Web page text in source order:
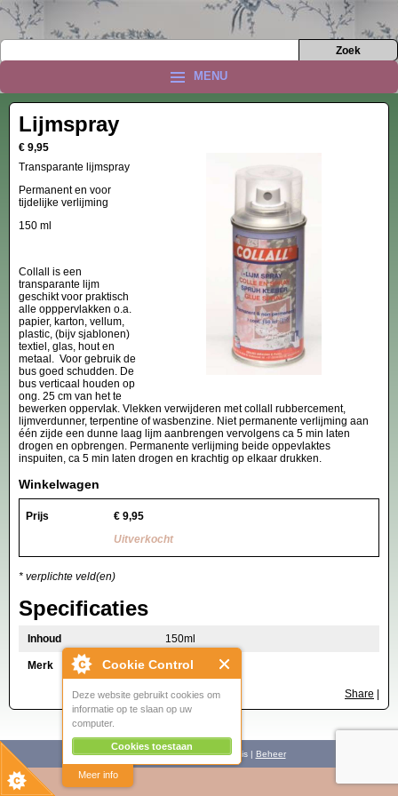
Cookie Control
Deze website gebruikt cookies om
informatie op te slaan op uw
computer.
Cookies toestaan
Meer info
MENU
Lijmspray
€ 9,95
Transparante lijmspray
Permanent en voor
tijdelijke verlijming
150 ml
Collall is een
transparante lijm
geschikt voor praktisch
alle opppervlakken o.a.
papier, karton, vellum,
plastic, (bijv sjablonen)
textiel, glas, hout en
metaal. Voor gebruik de
bus goed schudden. De
bus verticaal houden op
ong. 25 cm van het te
bewerken oppervlak. Vlekken verwijderen met collall rubbercement,
lijmverdunner, terpentine of wasbenzine. Niet permanente verlijming aan
één zijde een dunne laag lijm aanbrengen vervolgens ca 5 min laten
drogen en opbrengen. Permanente verlijming beide oppevlaktes
inspuiten, ca 5 min laten drogen en krachtig op elkaar drukken.
Winkelwagen
Prijs € 9,95
Uitverkocht
* verplichte veld(en)
Specificaties
Inhoud 150ml
Merk Collall
Share |
© 2008 - 2026 Het brocante huis | Beheer